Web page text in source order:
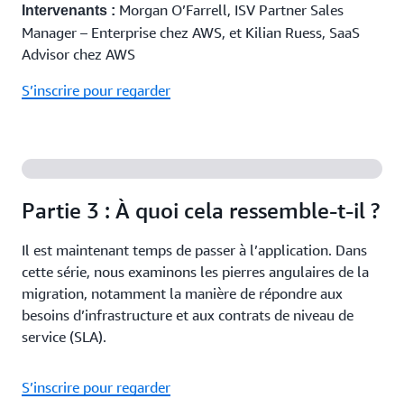
Intervenants : Morgan O’Farrell, ISV Partner Sales
Manager – Enterprise chez AWS, et Kilian Ruess, SaaS
Advisor chez AWS
S’inscrire pour regarder
Partie 3 : À quoi cela ressemble-t-il ?
Il est maintenant temps de passer à l’application. Dans
cette série, nous examinons les pierres angulaires de la
migration, notamment la manière de répondre aux
besoins d’infrastructure et aux contrats de niveau de
service (SLA).
S’inscrire pour regarder